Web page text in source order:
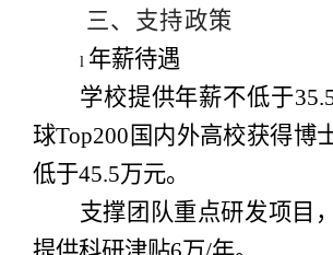
三、支持政策
l 年薪待遇
学校提供年薪不低于
球Top200国内外高校获得博
低于45.5万元。
支撑团队重点研发项目